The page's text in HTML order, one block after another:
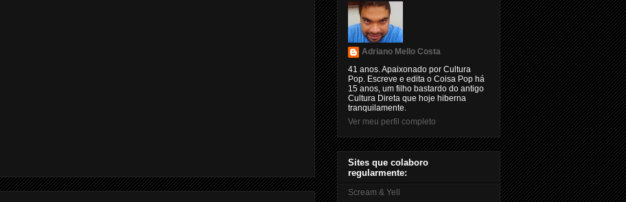
Adriano Mello Costa
41 anos. Apaixonado por Cultura
Pop. Escreve e edita o Coisa Pop há
15 anos, um filho bastardo do antigo
Cultura Direta que hoje hiberna
tranquilamente.
Ver meu perfil completo
Sites que colaboro
regularmente:
Scream & Yell